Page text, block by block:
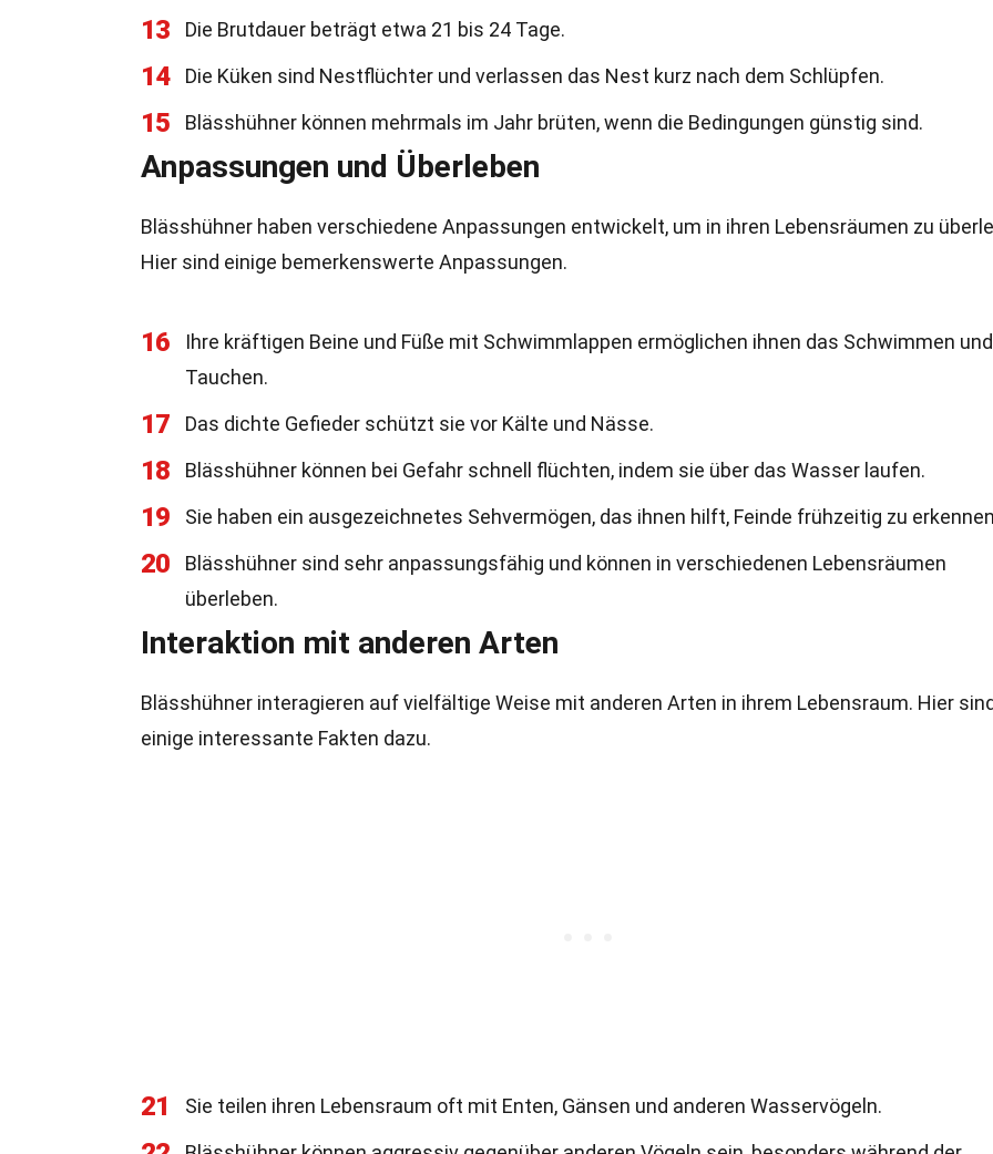
13 Die Brutdauer beträgt etwa 21 bis 24 Tage.
14 Die Küken sind Nestflüchter und verlassen das Nest kurz nach dem Schlüpfen.
15 Blässhühner können mehrmals im Jahr brüten, wenn die Bedingungen günstig sind.
Anpassungen und Überleben
Blässhühner haben verschiedene Anpassungen entwickelt, um in ihren Lebensräumen zu
Hier sind einige bemerkenswerte Anpassungen.
16
Ihre kräftigen Beine und Füße mit Schwimmlappen ermöglichen ihnen das Schwimmen und
Tauchen.
17 Das dichte Gefieder schützt sie vor Kälte und Nässe.
18 Blässhühner können bei Gefahr schnell flüchten, indem sie über das Wasser laufen.
19 Sie haben ein ausgezeichnetes Sehvermögen, das ihnen hilft, Feinde frühzeitig zu
20
Blässhühner sind sehr anpassungsfähig und können in verschiedenen Lebensräumen
überleben.
Interaktion mit anderen Arten
Blässhühner interagieren auf vielfältige Weise mit anderen Arten in ihrem Lebensraum. Hier
einige interessante Fakten dazu.
21 Sie teilen ihren Lebensraum oft mit Enten, Gänsen und anderen Wasservögeln.